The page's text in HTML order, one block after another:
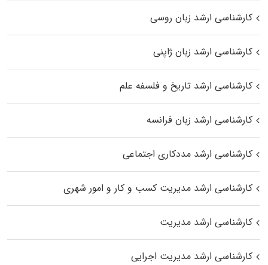
کارشناسی ارشد زبان روسی
کارشناسی ارشد زبان ژاپنی
کارشناسی ارشد تاریخ و فلسفه علم
کارشناسی ارشد زبان فرانسه
کارشناسی ارشد مددکاری اجتماعی
کارشناسی ارشد مدیریت کسب و کار و امور شهری
کارشناسی ارشد مدیریت
کارشناسی ارشد مدیریت اجرایی